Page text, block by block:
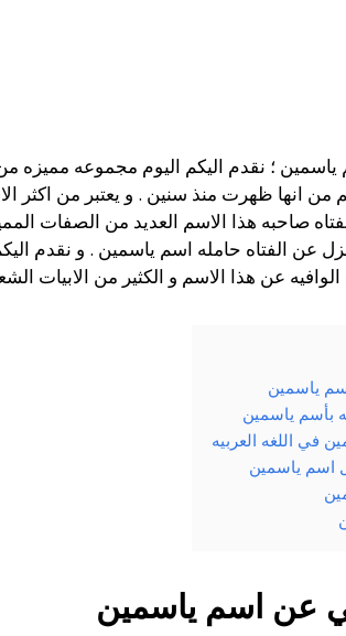
؛ نقدم اليكم اليوم مجموعه مميزه
من انها ظهرت منذ سنين . و يعتبر من اكثر
صاحبه هذا الاسم العديد من الصفات
عن الفتاه حامله اسم ياسمين . و نقدم
عن هذا الاسم و الكثير من الابيات
ياسمين
بأسم ياسمين
في اللغه العربيه
اسم ياسمين
عن اسم ياسمين